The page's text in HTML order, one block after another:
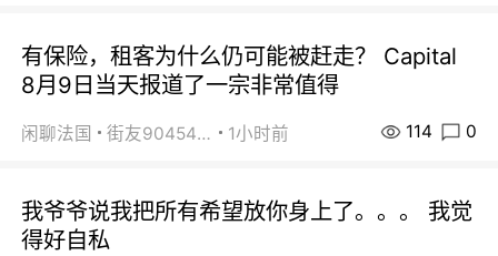
有保险，租客为什么仍可能被赶走？ Capital
8月9日当天报道了一宗非常值得
闲聊法国 街友90454511 1小时前 114 0
我爷爷说我把所有希望放你身上了。。。 我觉
得好自私